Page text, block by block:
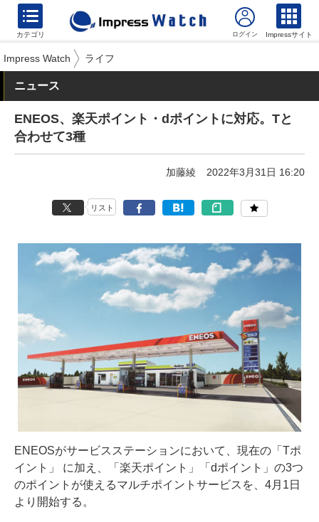
カテゴリ Impressサイト
Impress Watch ライフ
ニュース
ENEOS、楽天ポイント・dポイントに対応。Tと
合わせて3種
加藤綾 2022年3月31日 16:20
リスト
ENEOSがサービスステーションにおいて、現在の「Tポ
イント」 に加え、「楽天ポイント」「dポイント」の3つ
のポイントが使えるマルチポイントサービスを、4月1日
より開始する。